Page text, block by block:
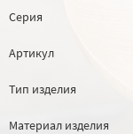
Серия
Артикул
Тип изделия
Материал изделия